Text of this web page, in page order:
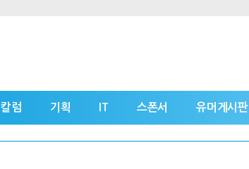
칼럼 기획 IT 스폰서 유머게시판